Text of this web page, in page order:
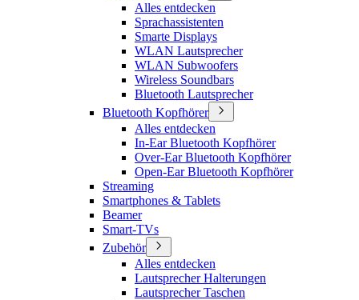
Alles entdecken
Sprachassistenten
Smarte Displays
WLAN Lautsprecher
WLAN Subwoofers
Wireless Soundbars
Bluetooth Lautsprecher
Bluetooth Kopfhörer
Alles entdecken
In-Ear Bluetooth Kopfhörer
Over-Ear Bluetooth Kopfhörer
Open-Ear Bluetooth Kopfhörer
Streaming
Smartphones & Tablets
Beamer
Smart-TVs
Zubehör
Alles entdecken
Lautsprecher Halterungen
Lautsprecher Taschen